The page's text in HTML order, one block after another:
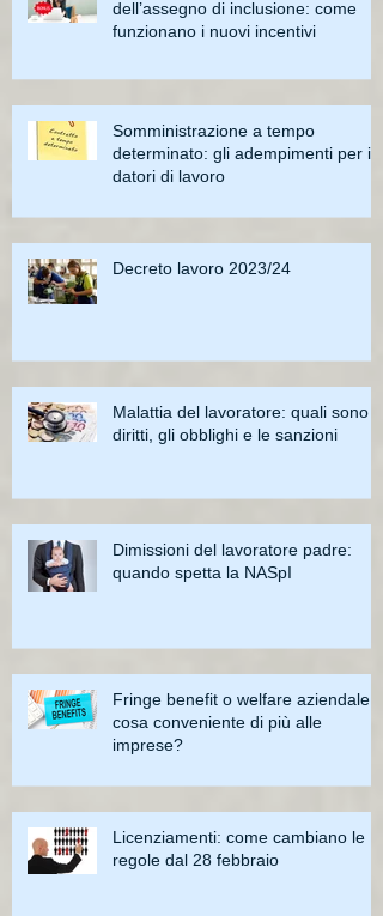
dell’assegno di inclusione: come
funzionano i nuovi incentivi
Somministrazione a tempo
determinato: gli adempimenti per i
datori di lavoro
Decreto lavoro 2023/24
Malattia del lavoratore: quali sono i
diritti, gli obblighi e le sanzioni
Dimissioni del lavoratore padre:
quando spetta la NASpI
Fringe benefit o welfare aziendale:
cosa conveniente di più alle
imprese?
Licenziamenti: come cambiano le
regole dal 28 febbraio